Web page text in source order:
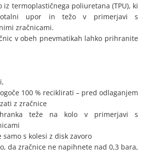
iz termoplastičnega poliuretana (TPU), ki
upor in težo v primerjavi s
zračnicami.
v obeh pnevmatikah lahko prihranite
100 % reciklirati – pred odlaganjem
z zračnice
teže na kolo v primerjavi s
s kolesi z disk zavoro
da zračnice ne napihnete nad 0,3 bara,